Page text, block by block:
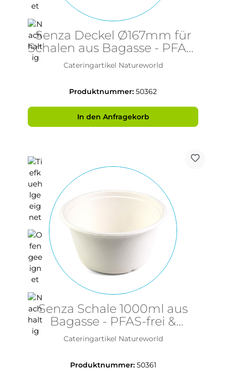
Senza Deckel Ø167mm für
Schalen aus Bagasse - PFAS-
frei & nachhaltig
Cateringartikel Natureworld
Produktnummer: 50362
In den Anfragekorb
Senza Schale 1000ml aus
Bagasse - PFAS-frei &
nachhaltig
Cateringartikel Natureworld
Produktnummer: 50361